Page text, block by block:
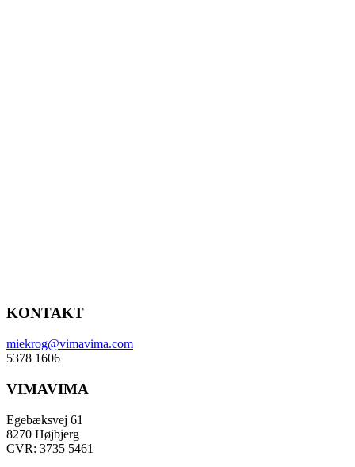
KONTAKT
miekrog@vimavima.com
5378 1606
VIMAVIMA
Egebæksvej 61
8270 Højbjerg
CVR: 3735 5461